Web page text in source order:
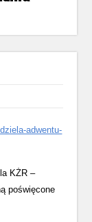
adwentu-
KŻR –
poświęcone